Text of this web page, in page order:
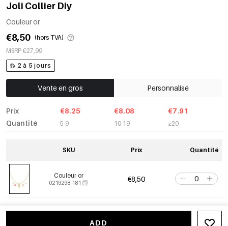
Joli Collier Diy
Couleur or
€8,50 (hors TVA)
MSRP €27,99
2 à 5 jours
Vente en gros Personnalisé
Prix
Quantité
€8.25
5-9
€8.08
10-19
€7.91
≥20
SKU Prix Quantité
Couleur or
0219298-181 €8,50
ADD